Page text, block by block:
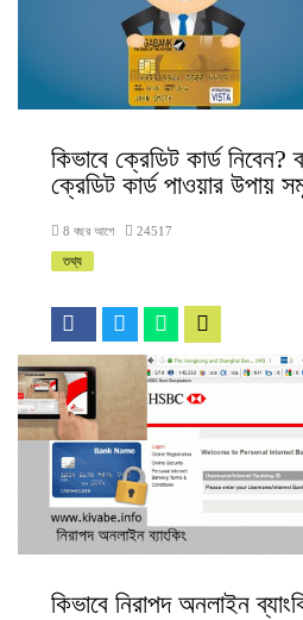
কিভাবে ক্রেডিট কার্ড
ক্রেডিট কার্ড পাওয়ার উপায়
8 বছর আগে 24517
তথ্য
কিভাবে নিরাপদ অনলাইন